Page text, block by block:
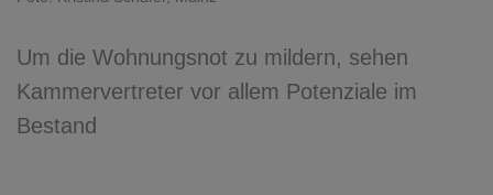
Um die Wohnungsnot zu mildern, sehen
Kammervertreter vor allem Potenziale im
Bestand